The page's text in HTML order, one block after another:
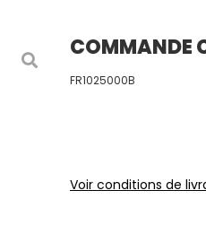
COMMANDE
FR1025000B
Voir conditions de